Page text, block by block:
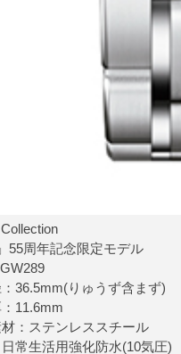
55周年記念限定モデル
36.5mm(りゅうず含まず)
11.6mm
：ステンレススチール
常生活用強化防水(10気圧)